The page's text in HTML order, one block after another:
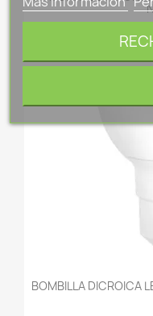
BOMBILLA DICROICA